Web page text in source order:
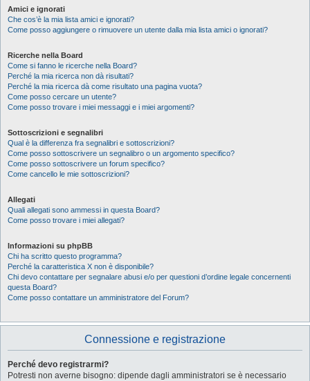
Amici e ignorati
Che cos’è la mia lista amici e ignorati?
Come posso aggiungere o rimuovere un utente dalla mia lista amici o ignorati?
Ricerche nella Board
Come si fanno le ricerche nella Board?
Perché la mia ricerca non dà risultati?
Perché la mia ricerca dà come risultato una pagina vuota?
Come posso cercare un utente?
Come posso trovare i miei messaggi e i miei argomenti?
Sottoscrizioni e segnalibri
Qual è la differenza fra segnalibri e sottoscrizioni?
Come posso sottoscrivere un segnalibro o un argomento specifico?
Come posso sottoscrivere un forum specifico?
Come cancello le mie sottoscrizioni?
Allegati
Quali allegati sono ammessi in questa Board?
Come posso trovare i miei allegati?
Informazioni su phpBB
Chi ha scritto questo programma?
Perché la caratteristica X non è disponibile?
Chi devo contattare per segnalare abusi e/o per questioni d’ordine legale concernenti
questa Board?
Come posso contattare un amministratore del Forum?
Connessione e registrazione
Perché devo registrarmi?
Potresti non averne bisogno: dipende dagli amministratori se è necessario